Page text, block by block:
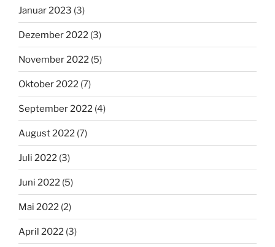
Januar 2023 (3)
Dezember 2022 (3)
November 2022 (5)
Oktober 2022 (7)
September 2022 (4)
August 2022 (7)
Juli 2022 (3)
Juni 2022 (5)
Mai 2022 (2)
April 2022 (3)